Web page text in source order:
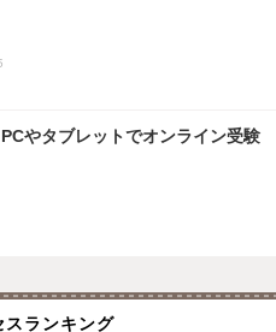
やタブレットでオンライン受験
スランキング